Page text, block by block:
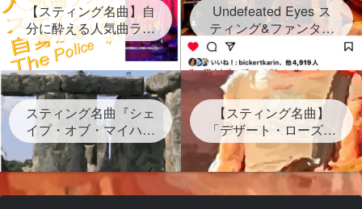
【スティング名曲】自
分に酔える人気曲ラン
キング20選！スティン
グセクシーショットが
放つ Sting自身が選ん
だ２０曲、なんと日本
語だけのタイトルソン
グが存在する？」
Undefeated Eyes ス
ティング&ファンタス
ティック・ネグリート
新曲発表！2024年6月
28日金！グラミー賞受
賞連続3回 しかし再ス
タートは路上だった
スティング名曲『シェ
イプ・オブ・マイハー
ト』ストーンヘンジの
岩の下書かれた曲を宇
多田ヒカルがサンプリ
ング なぜ？映画レオ
【スティング名曲】
「デザート・ローズ」
砂漠のバラは？岩？歌
詞・和訳・背景どんな
曲？